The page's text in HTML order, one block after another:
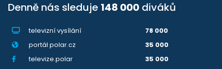
Denně nás sleduje 148 000 diváků
televizní vysílání
78 000
portál polar.cz
35 000
televize.polar
35 000